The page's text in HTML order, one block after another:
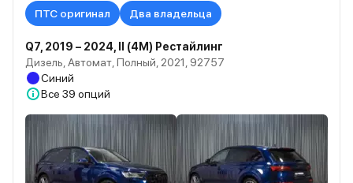
ПТС оригинал Два владельца
Q7, 2019 – 2024, II (4M) Рестайлинг
Дизель, Автомат, Полный, 2021, 92757
Синий
Все 39 опций